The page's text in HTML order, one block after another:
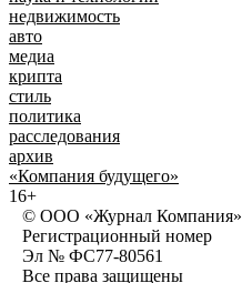
недвижимость
авто
медиа
крипта
стиль
политика
расследования
архив
«Компания будущего»
16+
© ООО «Журнал Компания»
Регистрационный номер
Эл № ФС77-80561
Все права защищены